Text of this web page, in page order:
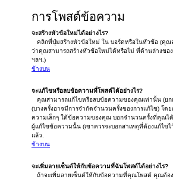
การโพสต์ข้อความ
จะสร้างหัวข้อใหม่ได้อย่างไร?
คลิกที่ปุ่มสร้างหัวข้อใหม่ ใน บอร์ดหรือในหัวข้อ (คุณ
ว่าคุณสามารถสร้างหัวข้อใหม่ได้หรือไม่ ที่ด้านล่างข
ฯลฯ.)
ข้างบน
จะแก้ไขหรือลบข้อความที่โพสต์ได้อย่างไร?
คุณสามารถแก้ไขหรือลบข้อความของคุณเท่านั้น (ยก
(บางครั้งอาจมีการจำกัดจำนวนครั้งของการแก้ไข)
ความเล็กๆ ใต้ข้อความของคุณ บอกจำนวนครั้งที่คุณได้
ผู้แก้ไขข้อความนั้น (เขาควรจะบอกสาเหตุที่ต้องแก้ไ
แล้ว.
ข้างบน
จะเพิ่มลายเซ็นต์ให้กับข้อความที่ฉันโพสต์ได้อย่างไร?
ถ้าจะเพิ่มลายเซ็นต์ให้กับข้อความที่คุณโพสต์ คุณต้อ